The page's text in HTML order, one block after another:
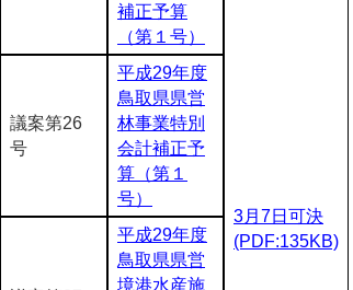
3月7日可決
(PDF:135KB)
補正予算
（第１号）
議案第26
号
平成29年度
鳥取県県営
林事業特別
会計補正予
算（第１
号）
平成29年度
鳥取県県営
境港水産施